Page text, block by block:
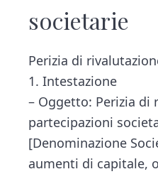
societarie​
Perizia di
1. Intestazione
– Oggetto: Perizia di
partecipazioni
[Denominazione
aumenti di capitale,